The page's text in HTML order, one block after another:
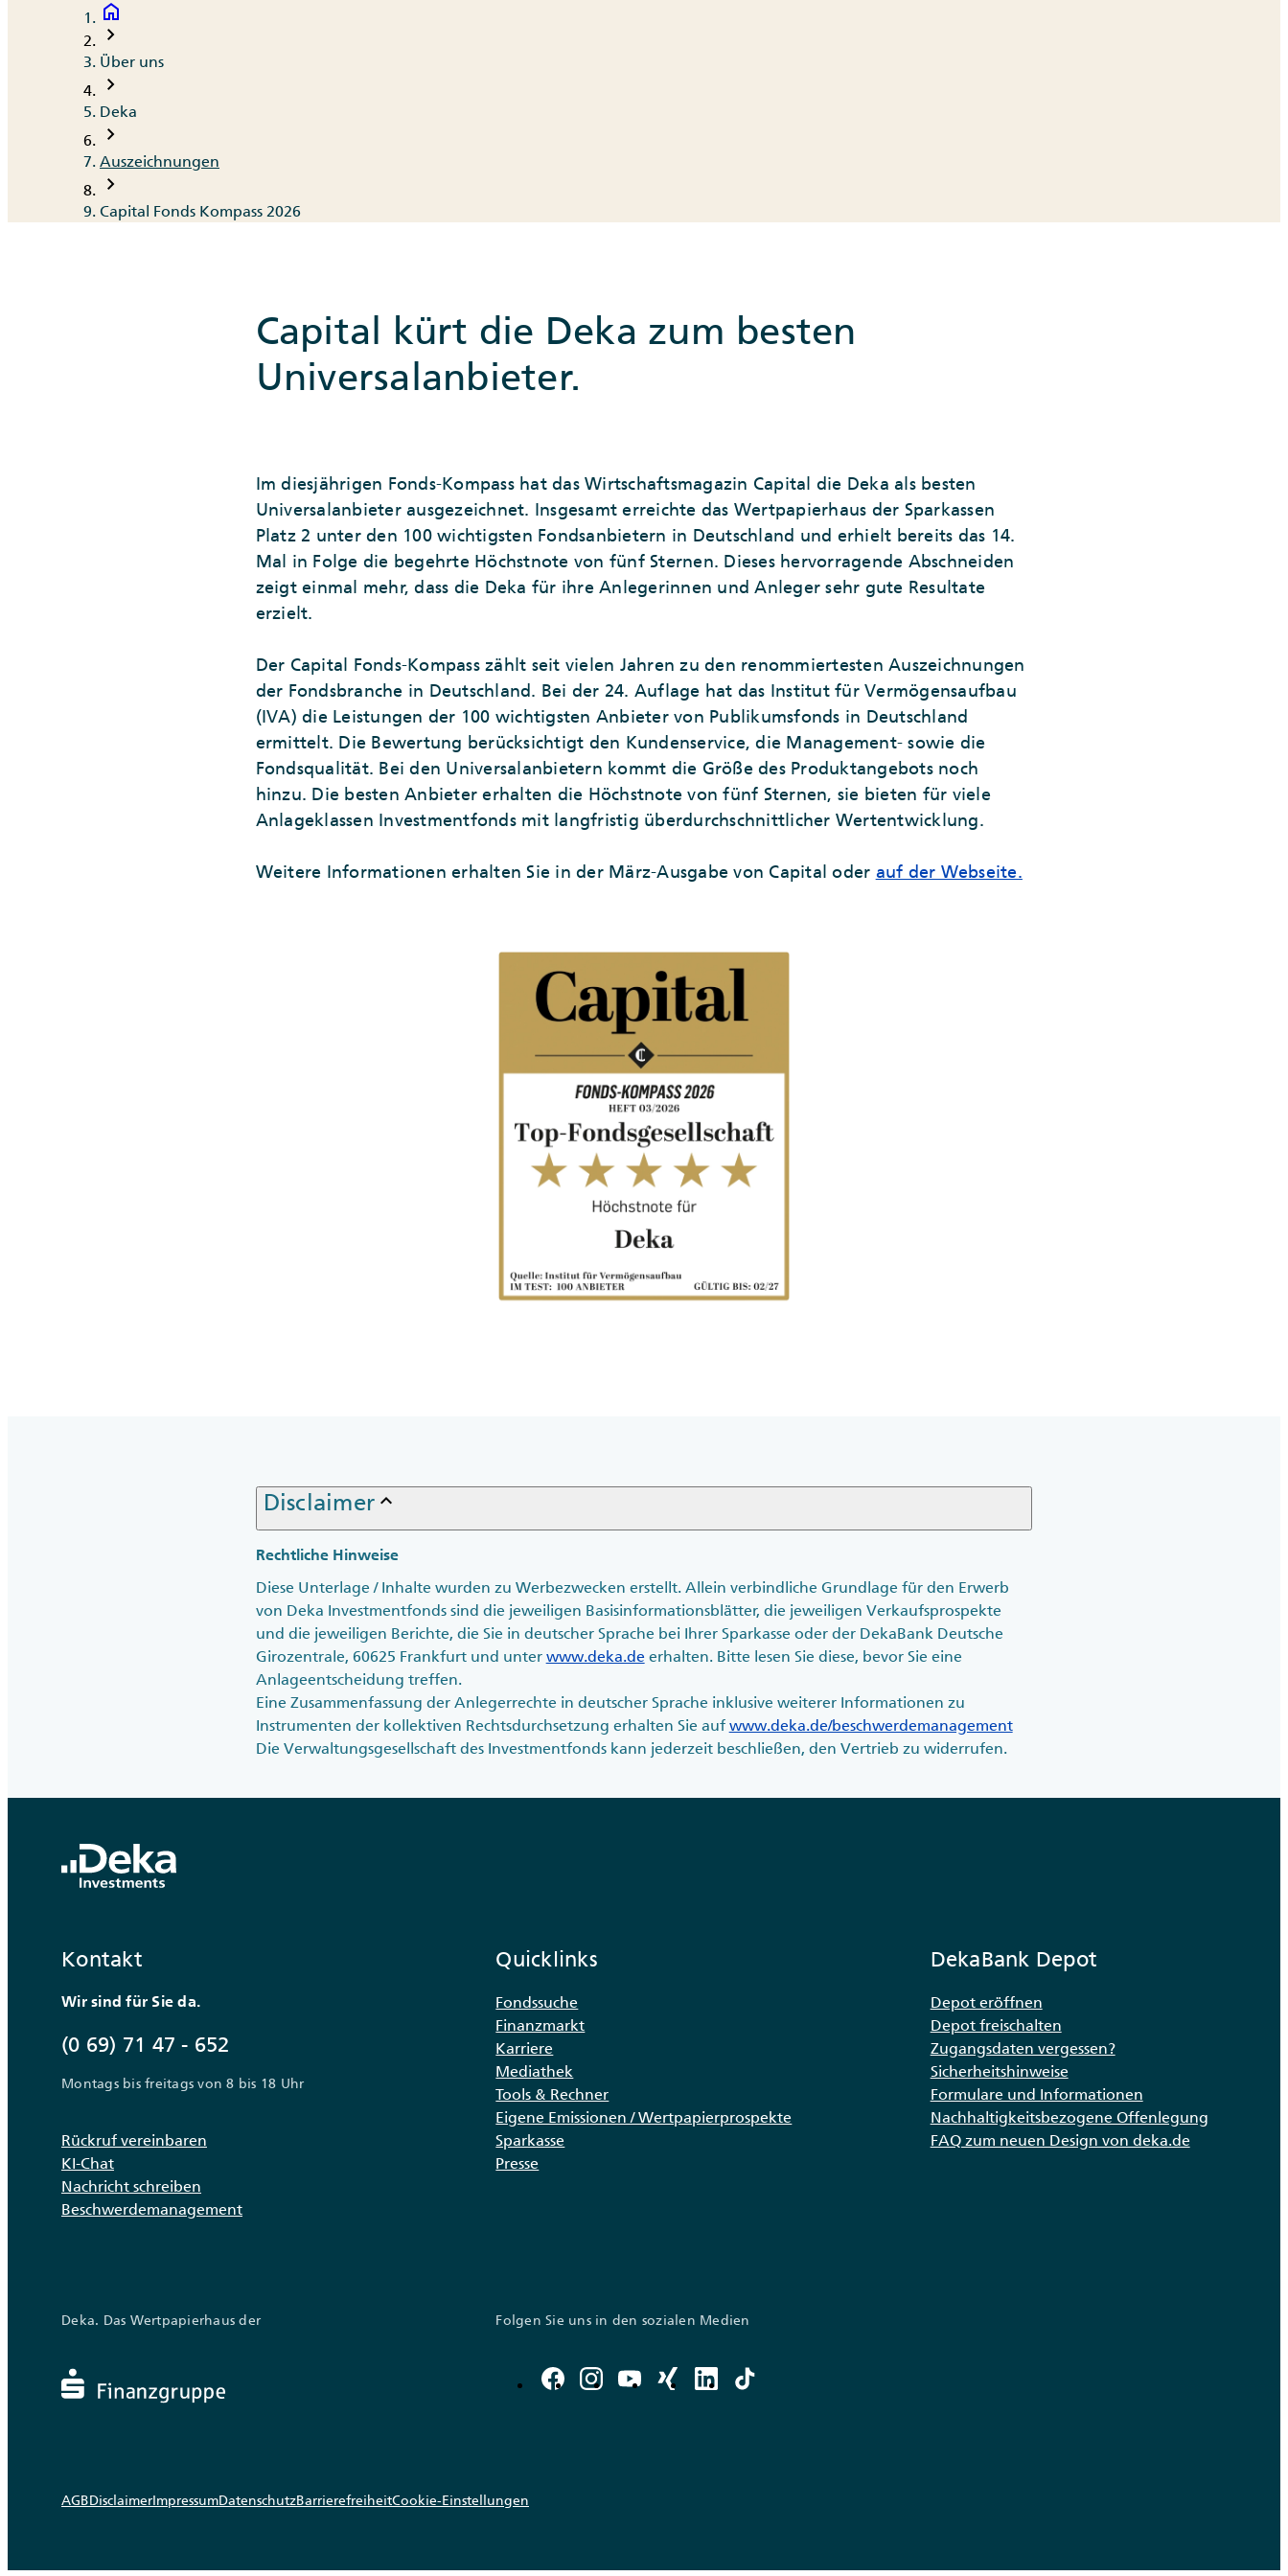
Breadcrumb
home
chevron_right
Über uns
chevron_right
Deka
chevron_right
Auszeichnungen
chevron_right
Capital Fonds Kompass 2026
Capital kürt die Deka zum besten
Universalanbieter.
Im diesjährigen Fonds-Kompass hat das Wirtschaftsmagazin Capital die Deka als besten
Universalanbieter ausgezeichnet. Insgesamt erreichte das Wertpapierhaus der Sparkassen
Platz 2 unter den 100 wichtigsten Fondsanbietern in Deutschland und erhielt bereits das 14.
Mal in Folge die begehrte Höchstnote von fünf Sternen. Dieses hervorragende Abschneiden
zeigt einmal mehr, dass die Deka für ihre Anlegerinnen und Anleger sehr gute Resultate
erzielt.
Der Capital Fonds-Kompass zählt seit vielen Jahren zu den renommiertesten Auszeichnungen
der Fondsbranche in Deutschland. Bei der 24. Auflage hat das Institut für Vermögensaufbau
(IVA) die Leistungen der 100 wichtigsten Anbieter von Publikumsfonds in Deutschland
ermittelt. Die Bewertung berücksichtigt den Kundenservice, die Management- sowie die
Fondsqualität. Bei den Universalanbietern kommt die Größe des Produktangebots noch
hinzu. Die besten Anbieter erhalten die Höchstnote von fünf Sternen, sie bieten für viele
Anlageklassen Investmentfonds mit langfristig überdurchschnittlicher Wertentwicklung.
Weitere Informationen erhalten Sie in der März-Ausgabe von Capital oder auf der Webseite.
Disclaimer keyboard_arrow_up
Rechtliche Hinweise
Diese Unterlage / Inhalte wurden zu Werbezwecken erstellt. Allein verbindliche Grundlage für den Erwerb
von Deka Investmentfonds sind die jeweiligen Basisinformationsblätter, die jeweiligen Verkaufsprospekte
und die jeweiligen Berichte, die Sie in deutscher Sprache bei Ihrer Sparkasse oder der DekaBank Deutsche
Girozentrale, 60625 Frankfurt und unter www.deka.de erhalten. Bitte lesen Sie diese, bevor Sie eine
Anlageentscheidung treffen.
Eine Zusammenfassung der Anlegerrechte in deutscher Sprache inklusive weiterer Informationen zu
Instrumenten der kollektiven Rechtsdurchsetzung erhalten Sie auf www.deka.de/beschwerdemanagement
Die Verwaltungsgesellschaft des Investmentfonds kann jederzeit beschließen, den Vertrieb zu widerrufen.
Kontakt
Wir sind für Sie da.
(0 69) 71 47 - 652
Montags bis freitags von 8 bis 18 Uhr
Rückruf vereinbaren
KI-Chat
Nachricht schreiben
Beschwerdemanagement
Quicklinks
Fondssuche
Finanzmarkt
Karriere
Mediathek
Tools & Rechner
Eigene Emissionen / Wertpapierprospekte
Sparkasse
Presse
DekaBank Depot
Depot eröffnen
Depot freischalten
Zugangsdaten vergessen?
Sicherheitshinweise
Formulare und Informationen
Nachhaltigkeitsbezogene Offenlegung
FAQ zum neuen Design von deka.de
Deka. Das Wertpapierhaus der Folgen Sie uns in den sozialen Medien
AGBDisclaimerImpressumDatenschutzBarrierefreiheitCookie-Einstellungen